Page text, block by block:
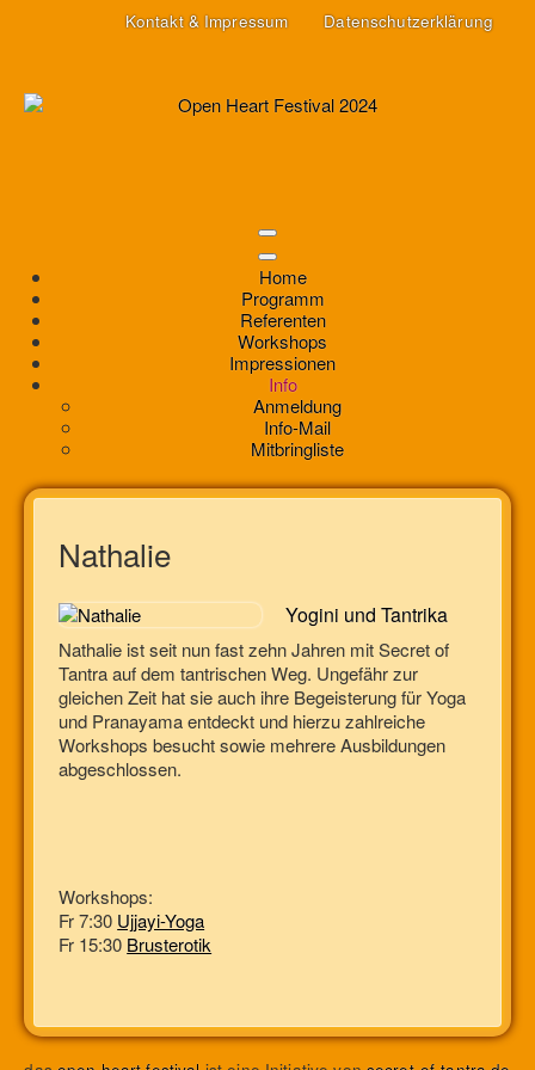
Kontakt & Impressum Datenschutzerklärung
Home
Programm
Referenten
Workshops
Impressionen
Info
Anmeldung
Info-Mail
Mitbringliste
Nathalie
Yogini und Tantrika
Nathalie ist seit nun fast zehn Jahren mit Secret of
Tantra auf dem tantrischen Weg. Ungefähr zur
gleichen Zeit hat sie auch ihre Begeisterung für Yoga
und Pranayama entdeckt und hierzu zahlreiche
Workshops besucht sowie mehrere Ausbildungen
abgeschlossen.
Workshops:
Fr 7:30 Ujjayi-Yoga
Fr 15:30 Brusterotik